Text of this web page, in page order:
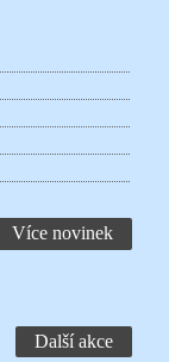
Více novinek
Další akce